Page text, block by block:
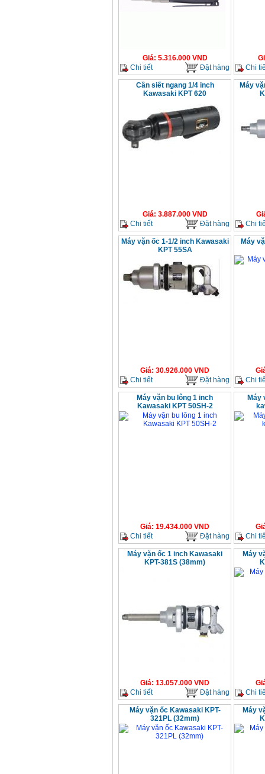
Giá: 5.316.000VND
Chi tiết
Đặt hàng
Chi
Cần siết ngang 1/4 inch
Kawasaki KPT 620
Giá: 3.887.000VND
Chi tiết
Đặt hàng
Máy
Chi
Máy vặn ốc 1-1/2 inch Kawasaki
KPT 55SA
Giá: 30.926.000 VND
Chi tiết
Đặt hàng
Máy
Chi
Máy vặn bu lông 1 inch
Kawasaki KPT 50SH-2
Giá: 19.434.000 VND
Chi tiết
Đặt hàng
Máy
Chi
Máy vặn ốc 1 inch Kawasaki
KPT-381S (38mm)
Giá: 13.057.000 VND
Chi tiết
Đặt hàng
Máy
Chi
Máy vặn ốc Kawasaki KPT-
321PL (32mm)
Máy